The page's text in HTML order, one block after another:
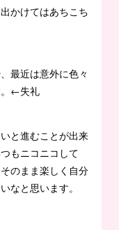
かけてはあちこち
最近は意外に色々
。←失礼
と進むことが出来
もニコニコして
のまま楽しく自分
なと思います。